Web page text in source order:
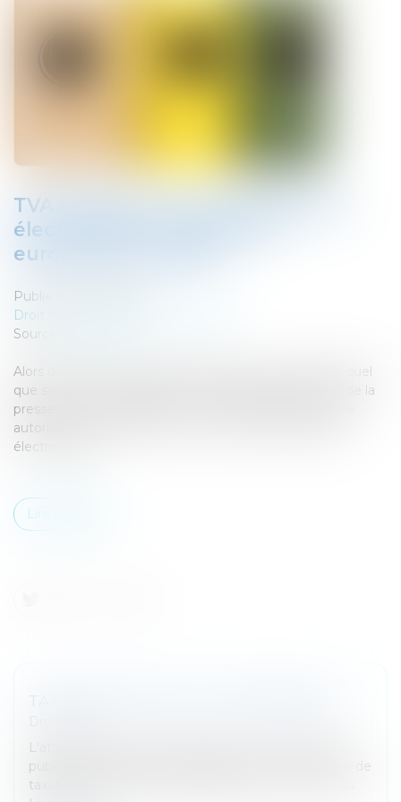
TVA réduite pour les publications
électroniques : la directive
européenne publiée
Publié le :
Droit fiscal
Source :
Alors que la France applique déjà des taux identiques quel
que soit le format, papier ou numérique, des livres et de la
presse, l'Union européenne vient de publier la directive
autorisant les taux réduits ou nul pour les publications
électroniques...
Lire la suite
TAXATION D'OFFICE DU CONTRIBUABLE
L'attention du ministre de l'Action et des Comptes
publics a été attirée sur l’application de la procédure de
taxation d'office prévues aux articles L. 16 et L. 69 du